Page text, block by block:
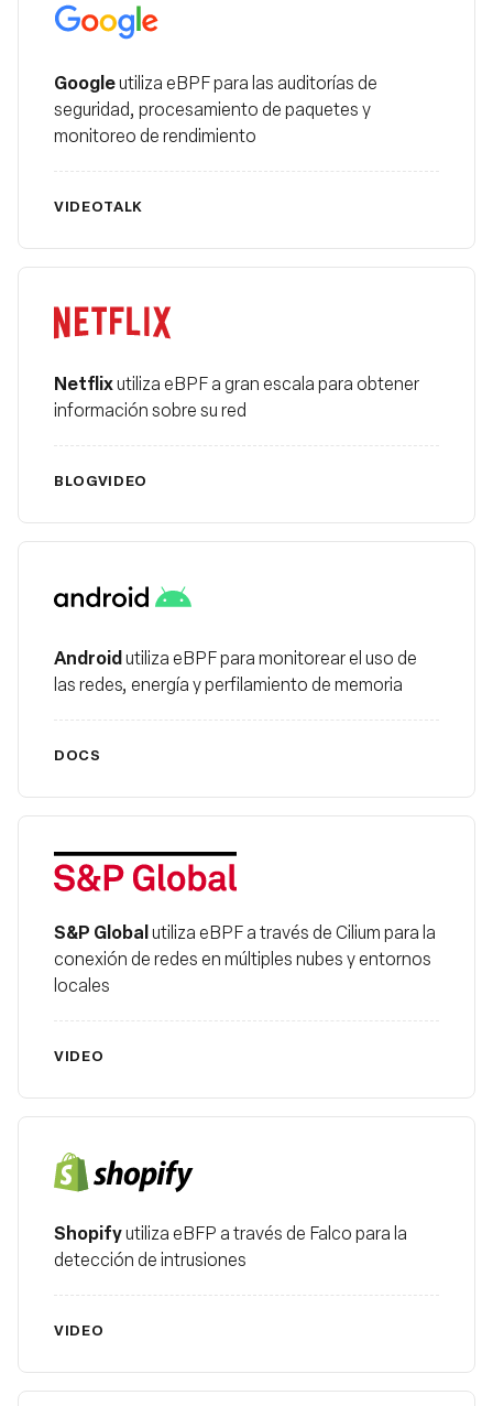
Google
Googleutiliza eBPF para las auditorías de
seguridad, procesamiento de paquetes y
monitoreo de rendimiento
VIDEOTALK
Netflix
Netflixutiliza eBPF a gran escala para obtener
información sobre su red
BLOGVIDEO
Android
Androidutiliza eBPF para monitorear el uso de
las redes, energía y perfilamiento de memoria
DOCS
S&P Global
S&P Globalutiliza eBPF a través de Cilium para la
conexión de redes en múltiples nubes y entornos
locales
VIDEO
Shopify
Shopifyutiliza eBFP a través de Falco para la
detección de intrusiones
VIDEO